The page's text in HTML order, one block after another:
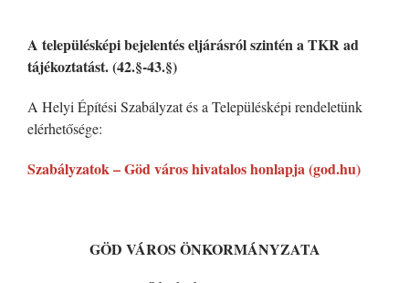
A településképi bejelentés eljárásról szintén a TKR ad
tájékoztatást. (42.§-43.§)
A Helyi Építési Szabályzat és a Településképi rendeletünk
elérhetősége:
Szabályzatok – Göd város hivatalos honlapja (god.hu)
GÖD VÁROS ÖNKORMÁNYZATA